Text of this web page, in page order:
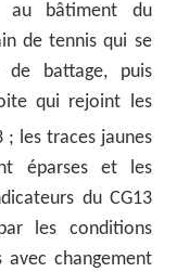
bâtiment du
de tennis qui se
battage, puis
qui rejoint les
; les traces jaunes
éparses et les
du CG13
les conditions
changement